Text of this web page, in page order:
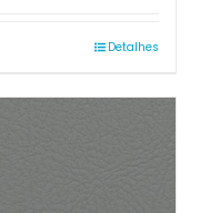
Detalhes